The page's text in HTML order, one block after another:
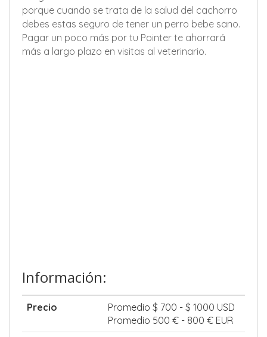
porque cuando se trata de la salud del cachorro
debes estas seguro de tener un perro bebe sano.
Pagar un poco más por tu Pointer te ahorrará
más a largo plazo en visitas al veterinario.
Información:
Precio
Promedio $ 700 - $ 1000 USD
Promedio 500 € - 800 € EUR